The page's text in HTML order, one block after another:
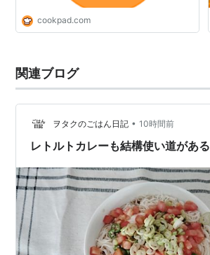
cookpad.com
関連ブログ
ヲタクのごはん日記 • 10時間前
レトルトカレーも結構使い道がある